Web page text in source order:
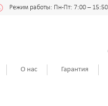
Режим работы: Пн-Пт: 7:00 –
О нас Гарантия